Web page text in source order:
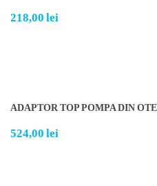
218,00 lei
ADAPTOR TOP POMPA DIN
524,00 lei